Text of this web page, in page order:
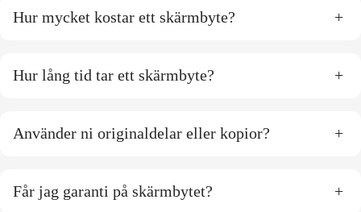
Hur mycket kostar ett skärmbyte? +
Hur lång tid tar ett skärmbyte? +
Använder ni originaldelar eller kopior? +
Får jag garanti på skärmbytet? +